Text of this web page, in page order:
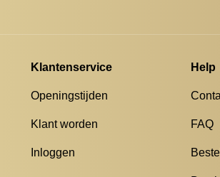
Klantenservice
Openingstijden
Klant worden
Inloggen
Help
FAQ